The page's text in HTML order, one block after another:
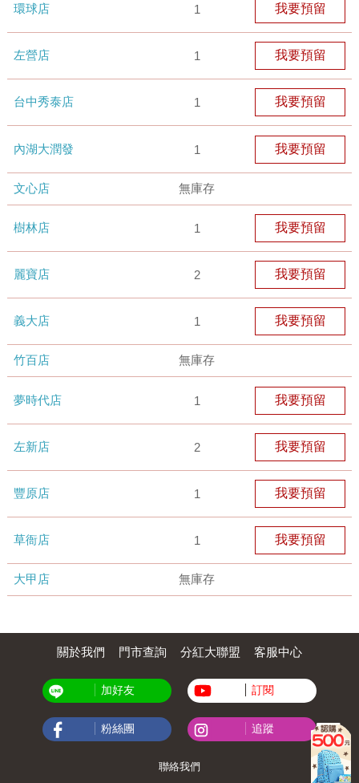
環球店 1 我要預留
左營店 1 我要預留
台中秀泰店 1 我要預留
內湖大潤發 1 我要預留
文心店 無庫存
樹林店 1 我要預留
麗寶店 2 我要預留
義大店 1 我要預留
竹百店 無庫存
夢時代店 1 我要預留
左新店 2 我要預留
豐原店 1 我要預留
草衙店 1 我要預留
大甲店 無庫存
關於我們 門市查詢 分紅大聯盟 客服中心
加好友 訂閱
粉絲團 追蹤
聯絡我們